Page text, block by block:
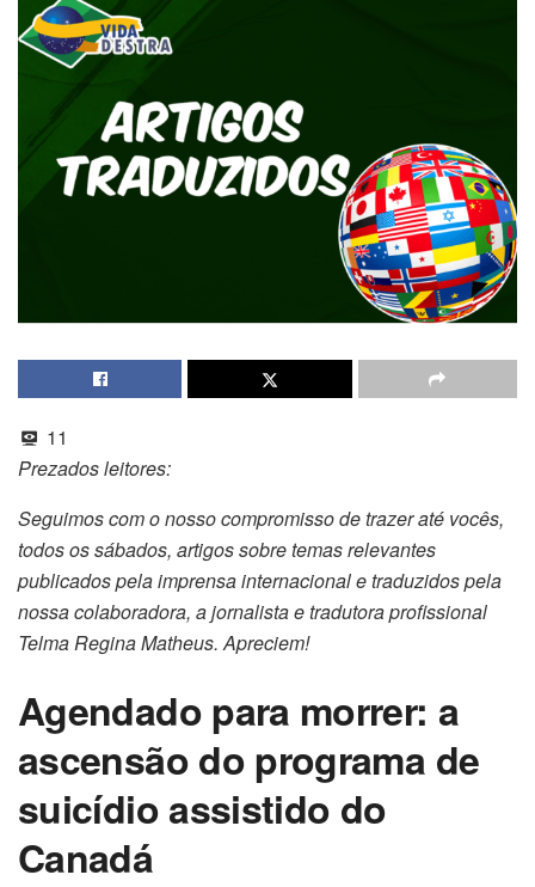
11
Prezados leitores:
Seguimos com o nosso compromisso de trazer até vocês,
todos os sábados, artigos sobre temas relevantes
publicados pela imprensa internacional e traduzidos pela
nossa colaboradora, a jornalista e tradutora profissional
Telma Regina Matheus. Apreciem!
Agendado para morrer: a
ascensão do programa de
suicídio assistido do
Canadá